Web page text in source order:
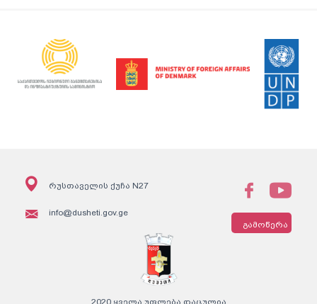
რუსთაველის ქუჩა N27
info@dusheti.gov.ge
გამოწერა
2020 ყველა უფლება დაცულია